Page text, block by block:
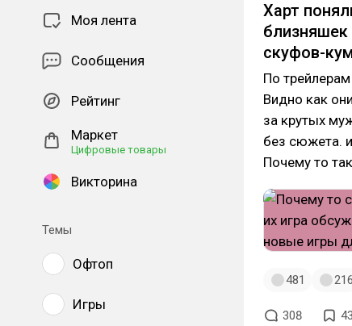
Моя лента
Сообщения
Рейтинг
Маркет
Цифровые товары
Викторина
Темы
Офтоп
Игры
Харт
скуфов-
По
Видно как
за крутых
без
Почему то
481 216
308 43